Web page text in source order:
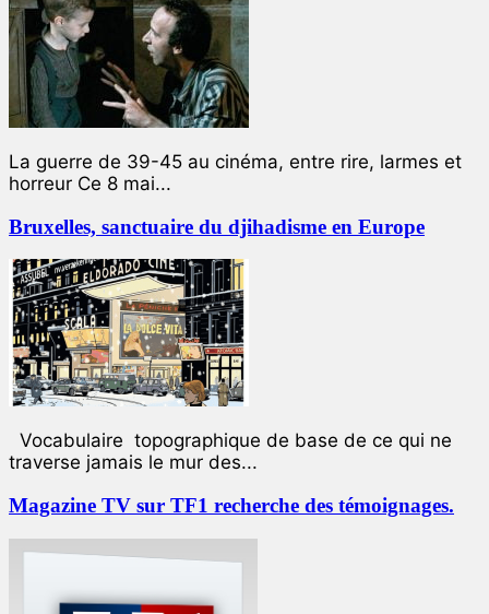
La guerre de 39-45 au cinéma, entre rire, larmes et
horreur Ce 8 mai...
Bruxelles, sanctuaire du djihadisme en Europe
Vocabulaire topographique de base de ce qui ne
traverse jamais le mur des...
Magazine TV sur TF1 recherche des témoignages.